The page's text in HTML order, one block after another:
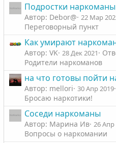
Подростки наркоманы
Автор: Debor@ 22 Мар
Переговорный пункт
Как умирают
Автор: VK 28 Дек 2021
Родители наркоманов
на что готовы пойти
Автор: mellori 30 Апр 2019
Бросаю наркотики!
Соседи наркоманы
Автор: Марина Ив 26 Апр
Вопросы о наркомании